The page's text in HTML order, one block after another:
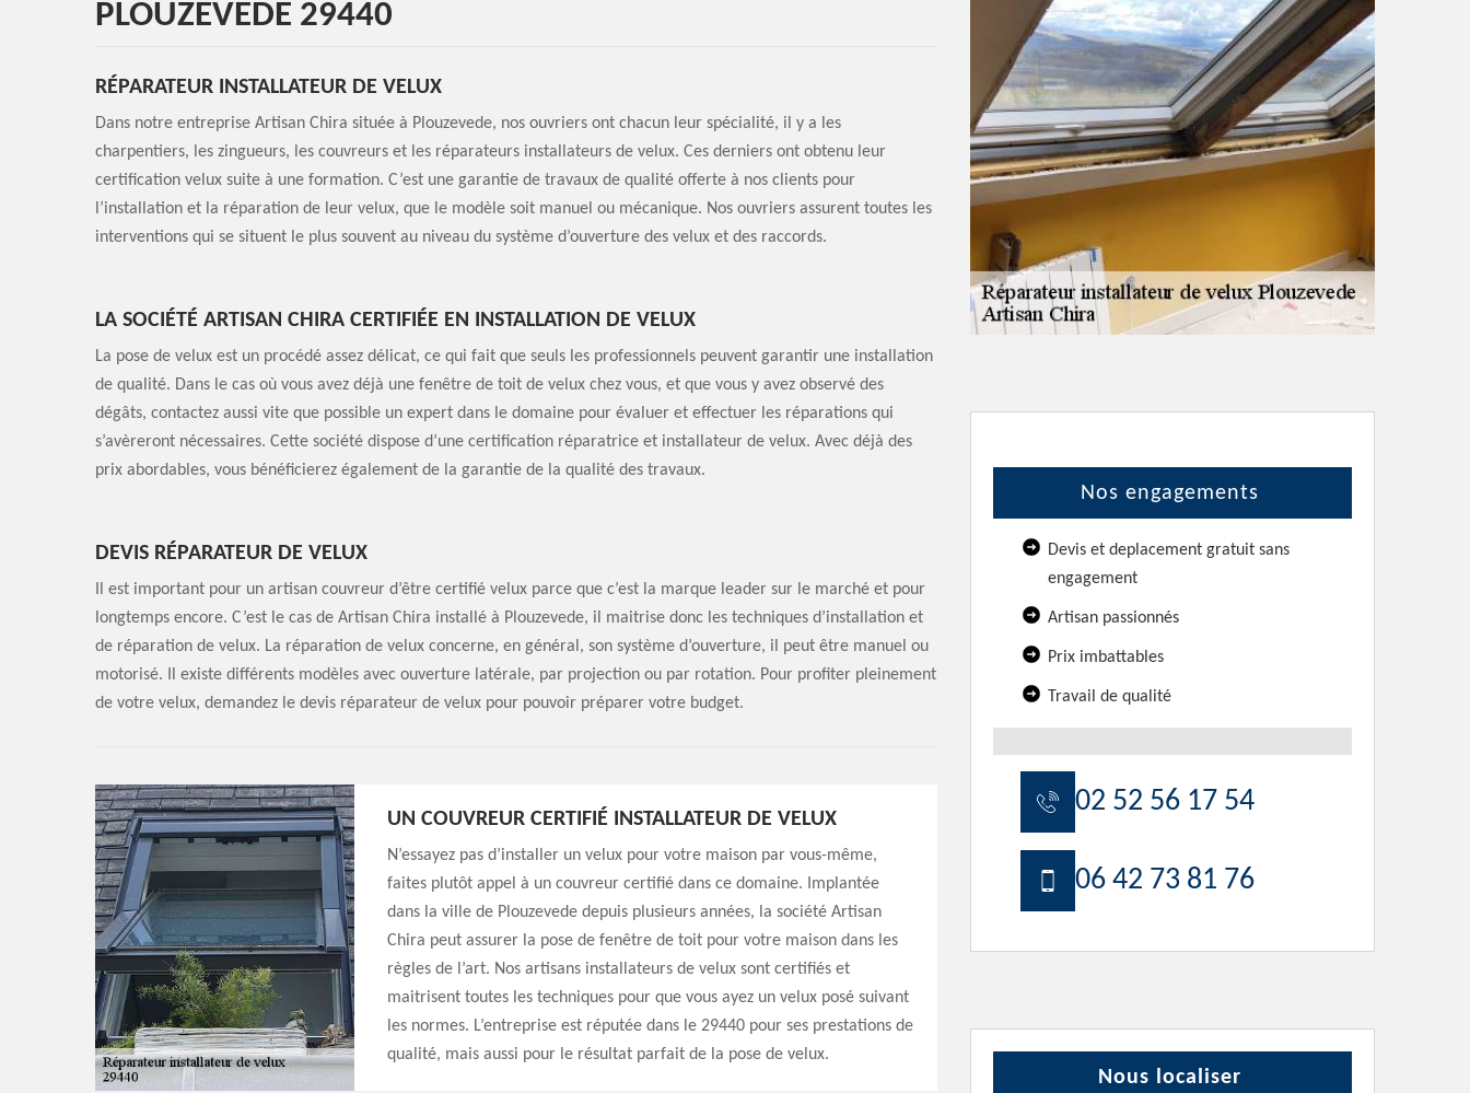
PLOUZEVEDE 29440
RÉPARATEUR INSTALLATEUR DE VELUX
Dans notre entreprise Artisan Chira située à Plouzevede, nos ouvriers ont chacun leur spécialité, il y a les
charpentiers, les zingueurs, les couvreurs et les réparateurs installateurs de velux. Ces derniers ont obtenu leur
certification velux suite à une formation. C’est une garantie de travaux de qualité offerte à nos clients pour
l’installation et la réparation de leur velux, que le modèle soit manuel ou mécanique. Nos ouvriers assurent toutes les
interventions qui se situent le plus souvent au niveau du système d’ouverture des velux et des raccords.
LA SOCIÉTÉ ARTISAN CHIRA CERTIFIÉE EN INSTALLATION DE VELUX
La pose de velux est un procédé assez délicat, ce qui fait que seuls les professionnels peuvent garantir une installation
de qualité. Dans le cas où vous avez déjà une fenêtre de toit de velux chez vous, et que vous y avez observé des
dégâts, contactez aussi vite que possible un expert dans le domaine pour évaluer et effectuer les réparations qui
s’avèreront nécessaires. Cette société dispose d’une certification réparatrice et installateur de velux. Avec déjà des
prix abordables, vous bénéficierez également de la garantie de la qualité des travaux.
DEVIS RÉPARATEUR DE VELUX
Il est important pour un artisan couvreur d’être certifié velux parce que c’est la marque leader sur le marché et pour
longtemps encore. C’est le cas de Artisan Chira installé à Plouzevede, il maitrise donc les techniques d’installation et
de réparation de velux. La réparation de velux concerne, en général, son système d’ouverture, il peut être manuel ou
motorisé. Il existe différents modèles avec ouverture latérale, par projection ou par rotation. Pour profiter pleinement
de votre velux, demandez le devis réparateur de velux pour pouvoir préparer votre budget.
UN COUVREUR CERTIFIÉ INSTALLATEUR DE VELUX
N’essayez pas d’installer un velux pour votre maison par vous-même,
faites plutôt appel à un couvreur certifié dans ce domaine. Implantée
dans la ville de Plouzevede depuis plusieurs années, la société Artisan
Chira peut assurer la pose de fenêtre de toit pour votre maison dans les
règles de l’art. Nos artisans installateurs de velux sont certifiés et
maitrisent toutes les techniques pour que vous ayez un velux posé suivant
les normes. L’entreprise est réputée dans le 29440 pour ses prestations de
qualité, mais aussi pour le résultat parfait de la pose de velux.
Nos engagements
Devis et deplacement gratuit sans
engagement
Artisan passionnés
Prix imbattables
Travail de qualité
02 52 56 17 54
06 42 73 81 76
Nous localiser